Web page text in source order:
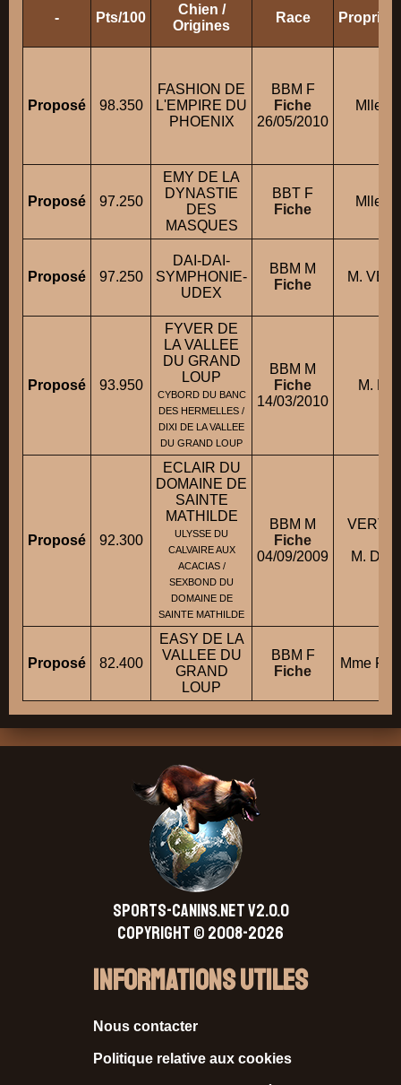
- Pts/100
Chien /
Origines
Race
Proposé 98.350
FASHION DE
L'EMPIRE DU
PHOENIX
BBM F
Fiche
26/05/2010
Mlle
Proposé 97.250
EMY DE LA
DYNASTIE
DES
MASQUES
BBT F
Fiche
Mlle
Proposé 97.250
DAI-DAI-
SYMPHONIE-
UDEX
BBM M
Fiche
M.
Proposé 93.950
FYVER DE
LA VALLEE
DU GRAND
LOUP
CYBORD DU BANC
DES HERMELLES /
DIXI DE LA VALLEE
DU GRAND LOUP
BBM M
Fiche
14/03/2010
M.
Proposé 92.300
ECLAIR DU
DOMAINE DE
SAINTE
MATHILDE
ULYSSE DU
CALVAIRE AUX
ACACIAS /
SEXBOND DU
DOMAINE DE
SAINTE MATHILDE
BBM M
Fiche
04/09/2009
VERTE
M.
Proposé 82.400
EASY DE LA
VALLEE DU
GRAND
LOUP
BBM F
Fiche
Mme
SPORTS-CANINS.NET V2.0.0
Copyright © 2008-2026
Informations Utiles
Nous contacter
Politique relative aux cookies